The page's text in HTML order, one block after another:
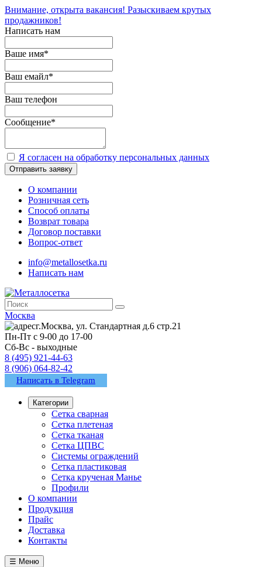
Внимание, открыта вакансия! Разыскиваем крутых
продажников!
Написать нам
Ваше имя*
Ваш емайл*
Ваш телефон
Сообщение*
Я согласен на обработку персональных данных
Отправить заявку
О компании
Розничная сеть
Способ оплаты
Возврат товара
Договор поставки
Вопрос-ответ
info@metallosetka.ru
Написать нам
Москва
г.Москва, ул. Стандартная д.6 стр.21
Пн-Пт с 9-00 до 17-00
Сб-Вс - выходные
8 (495) 921-44-63
8 (906) 064-82-42
Написать в Telegram
Категории
Сетка сварная
Сетка плетеная
Сетка тканая
Сетка ЦПВС
Системы ограждений
Сетка пластиковая
Сетка крученая Манье
Профили
О компании
Продукция
Прайс
Доставка
Контакты
☰ Меню